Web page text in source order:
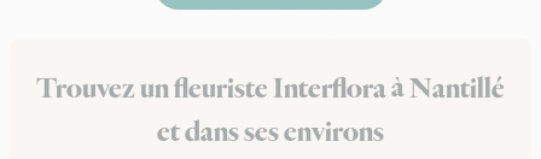
Trouvez un fleuriste Interflora à Nantillé
et dans ses environs